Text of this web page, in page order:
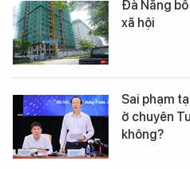
Đà Nẵng
xã hội
Sai phạm
ở chuyên
không?